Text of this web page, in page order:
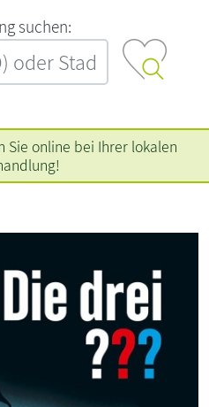
‍s‍u‍c‍h‍e‍n‍:‍
Sie online bei Ihrer lokalen